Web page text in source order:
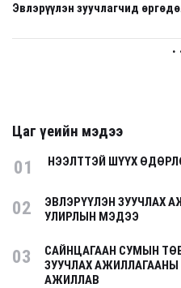
Эвлэрүүлэн зуучлагчид
.
Цаг үеийн мэдээ
01 НЭЭЛТТЭЙ ШҮҮХ
02
ЭВЛЭРҮҮЛЭН ЗУУЧЛАХ
УЛИРЛЫН МЭДЭЭ
03
САЙНЦАГААН СУМЫН
ЗУУЧЛАХ
АЖИЛЛАВ